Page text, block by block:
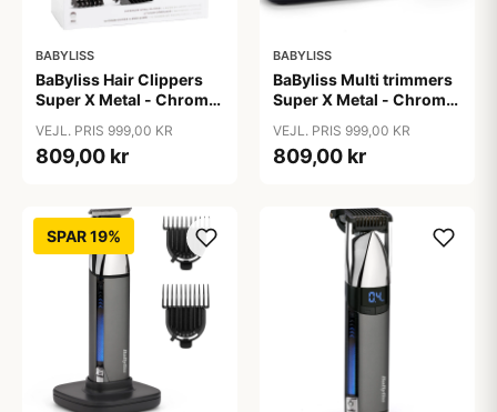
BABYLISS
BaByliss Hair Clippers
Super X Metal - Chrome
VEJL. PRIS 999,00 KR
809,00 kr
BABYLISS
BaByliss Multi trimmers
Super X Metal - Chrome
VEJL. PRIS 999,00 KR
809,00 kr
SPAR 19%